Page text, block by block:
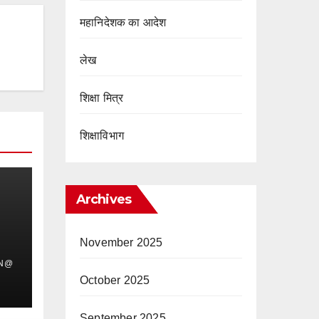
महानिदेशक का आदेश
लेख
शिक्षा मित्र
शिक्षाविभाग
Archives
November 2025
October 2025